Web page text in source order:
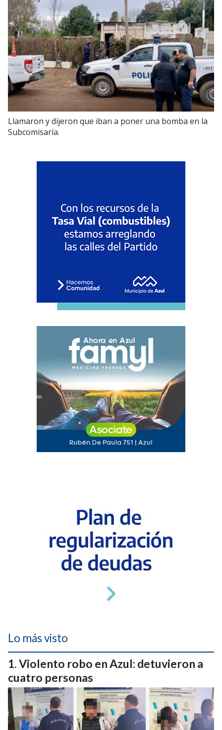
Llamaron y dijeron que iban a poner una bomba en la
Subcomisaría.
Lo más visto
Violento robo en Azul: detuvieron a
cuatro personas